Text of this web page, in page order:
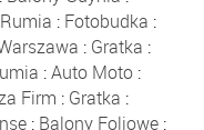
: Fotobudka :
: Gratka :
:Auto Moto :
Firm : Gratka :
: Balony Foliowe :